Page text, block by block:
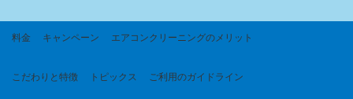
料金 キャンペーン エアコンクリーニングのメリット
こだわりと特徴 トピックス ご利用のガイドライン